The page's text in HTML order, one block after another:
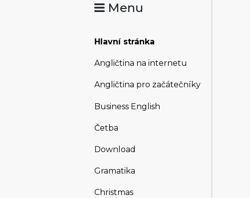
Menu
Hlavní stránka
Angličtina na internetu
Angličtina pro začátečníky
Business English
Četba
Download
Gramatika
Christmas